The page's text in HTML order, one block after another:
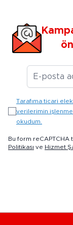
Tarafıma ticari
verilerimin
okudum.
Bu form reCAPTCHA
Politikası ve Hizmet